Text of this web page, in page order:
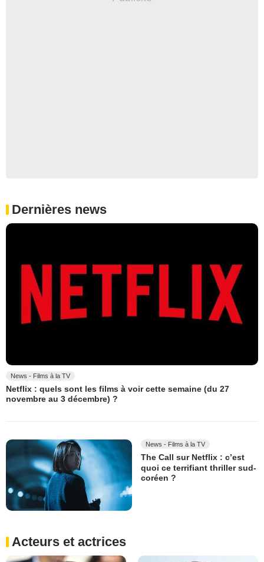
Dernières news
News - Films à la TV
Netflix : quels sont les films à voir cette semaine (du 27
novembre au 3 décembre) ?
News - Films à la TV
The Call sur Netflix : c’est
quoi ce terrifiant thriller sud-
coréen ?
Acteurs et actrices